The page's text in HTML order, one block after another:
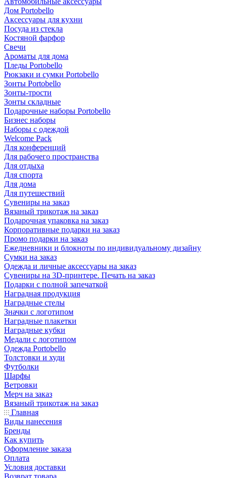
Дом Portobello
Аксессуары для кухни
Посуда из стекла
Костяной фарфор
Свечи
Ароматы для дома
Пледы Portobello
Рюкзаки и сумки Portobello
Зонты Portobello
Зонты-трости
Зонты складные
Подарочные наборы Portobello
Бизнес наборы
Наборы с одеждой
Welcome Pack
Для конференций
Для рабочего пространства
Для отдыха
Для спорта
Для дома
Для путешествий
Сувениры на заказ
Вязаный трикотаж на заказ
Подарочная упаковка на заказ
Корпоративные подарки на заказ
Промо подарки на заказ
Ежедневники и блокноты по индивидуальному дизайну
Сумки на заказ
Одежда и личные аксессуары на заказ
Сувениры на 3D-принтере. Печать на заказ
Подарки с полной запечаткой
Наградная продукция
Наградные стелы
Значки с логотипом
Наградные плакетки
Наградные кубки
Медали с логотипом
Одежда Portobello
Толстовки и худи
Футболки
Шарфы
Ветровки
Мерч на заказ
Вязаный трикотаж на заказ
Главная
Виды нанесения
Бренды
Как купить
Оформление заказа
Оплата
Условия доставки
Возврат товара